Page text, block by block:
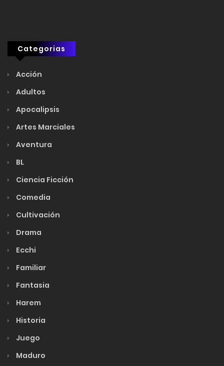
Categorias
Acción
Adultos
Apocalipsis
Artes Marciales
Aventura
BL
Ciencia Ficción
Comedia
Cultivación
Drama
Ecchi
Familiar
Fantasia
Harem
Historia
Juego
Maduro